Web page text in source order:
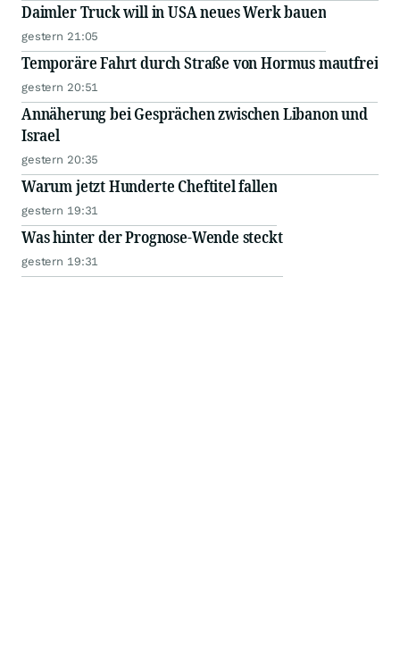
Daimler Truck will in USA neues Werk bauen
gestern 21:05
Temporäre Fahrt durch Straße von Hormus mautfrei
gestern 20:51
Annäherung bei Gesprächen zwischen Libanon und
Israel
gestern 20:35
Warum jetzt Hunderte Cheftitel fallen
gestern 19:31
Was hinter der Prognose-Wende steckt
gestern 19:31